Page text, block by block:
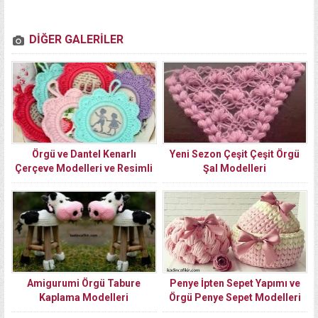
DİĞER GALERİLER
Örgü ve Dantel Kenarlı
Çerçeve Modelleri ve Resimli
Anlatım Yapılışı
Yeni Sezon Çeşit Çeşit Örgü
Şal Modelleri
Amigurumi Örgü Tabure
Kaplama Modelleri
Penye İpten Sepet Yapımı ve
Örgü Penye Sepet Modelleri